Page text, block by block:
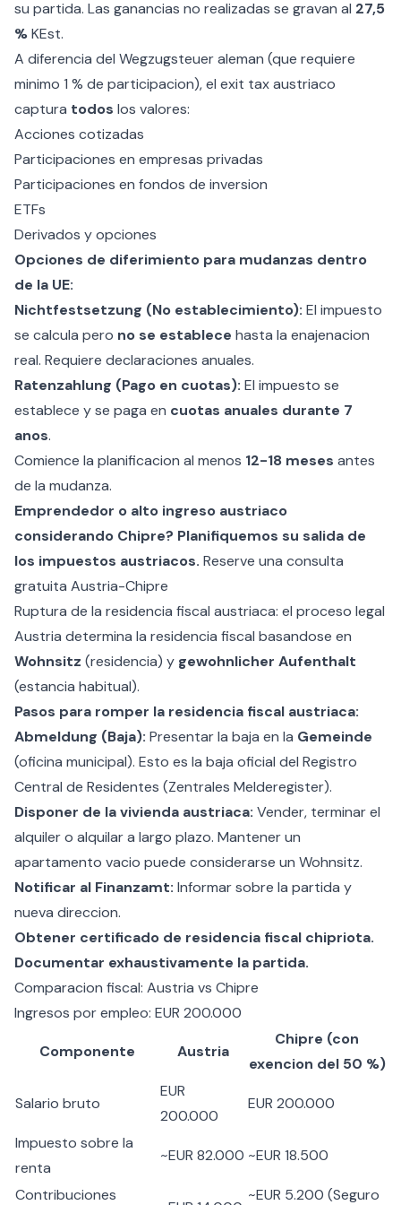
su partida. Las ganancias no realizadas se gravan al 27,5
%KEst.
A diferencia del Wegzugsteuer aleman (que requiere
minimo 1 % de participacion), el exit tax austriaco
captura todos los valores:
Acciones cotizadas
Participaciones en empresas privadas
Participaciones en fondos de inversion
ETFs
Derivados y opciones
Opciones de diferimiento para mudanzas dentro
de la UE:
Nichtfestsetzung (No establecimiento): El impuesto
se calcula pero no se establece hasta la enajenacion
real. Requiere declaraciones anuales.
Ratenzahlung (Pago en cuotas): El impuesto se
establece y se paga en cuotas anuales durante 7
anos.
Comience la planificacion al menos 12-18 meses antes
de la mudanza.
Emprendedor o alto ingreso austriaco
considerando Chipre? Planifiquemos su salida de
los impuestos austriacos. Reserve una consulta
gratuita Austria-Chipre
Ruptura de la residencia fiscal austriaca: el proceso legal
Austria determina la residencia fiscal basandose en
Wohnsitz (residencia) y gewohnlicher Aufenthalt
(estancia habitual).
Pasos para romper la residencia fiscal austriaca:
Abmeldung (Baja): Presentar la baja en la Gemeinde
(oficina municipal). Esto es la baja oficial del Registro
Central de Residentes (Zentrales Melderegister).
Disponer de la vivienda austriaca: Vender, terminar el
alquiler o alquilar a largo plazo. Mantener un
apartamento vacio puede considerarse un Wohnsitz.
Notificar al Finanzamt: Informar sobre la partida y
nueva direccion.
Obtener certificado de residencia fiscal chipriota.
Documentar exhaustivamente la partida.
Comparacion fiscal: Austria vs Chipre
Ingresos por empleo: EUR 200.000
Componente Austria
Chipre (con
exencion del 50 %)
Salario bruto
EUR
200.000
EUR 200.000
Impuesto sobre la
renta
~EUR 82.000 ~EUR 18.500
Contribuciones ~EUR 5.200 (Seguro